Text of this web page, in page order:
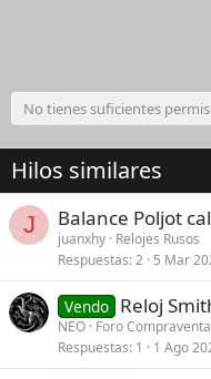
No tienes suficientes
Hilos similares
J Balance Poljot
juanxhy Relojes Rusos
Respuestas 2 5 Mar
Vendo Reloj
NEO Foro
Respuestas 1 1 Ago